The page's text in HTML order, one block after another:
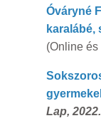
Óváryné
karalábé,
(Online és
Lap,